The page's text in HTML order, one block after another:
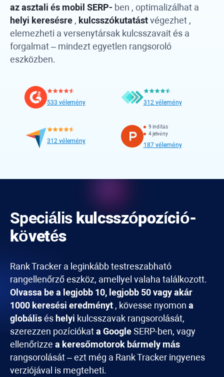
az asztali és mobil SERP- ben , optimalizálhat a
helyi keresésre , kulcsszókutatástvégezhet ,
elemezheti a versenytársak kulcsszavait és a
forgalmat – mindezt egyetlen rangsoroló
eszközben.
533 vélemény 312 vélemény
312 vélemény
9 indítás
4 jelvény
187 vélemény
Speciális kulcsszópozíció-
követés
Rank Tracker a leginkább testreszabható
rangellenőrző eszköz, amellyel valaha találkozott.
Olvassa be a legjobb 10, legjobb 50 vagy akár
1000 keresési eredményt , kövesse nyomon a
globálisés helyi kulcsszavak rangsorolását,
szerezzen pozíciókata GoogleSERP-ben, vagy
ellenőrizze a keresőmotorok bármely más
rangsorolását – ezt még a Rank Tracker ingyenes
verziójával is megteheti.